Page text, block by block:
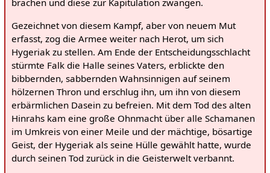
brachen und diese zur Kapitulation zwangen.
Gezeichnet von diesem Kampf, aber von neuem Mut
erfasst, zog die Armee weiter nach Herot, um sich
Hygeriak zu stellen. Am Ende der Entscheidungsschlacht
stürmte Falk die Halle seines Vaters, erblickte den
bibbernden, sabbernden Wahnsinnigen auf seinem
hölzernen Thron und erschlug ihn, um ihn von diesem
erbärmlichen Dasein zu befreien. Mit dem Tod des alten
Hinrahs kam eine große Ohnmacht über alle Schamanen
im Umkreis von einer Meile und der mächtige, bösartige
Geist, der Hygeriak als seine Hülle gewählt hatte, wurde
durch seinen Tod zurück in die Geisterwelt verbannt.